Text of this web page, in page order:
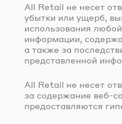
All Retail не несет
убытки или ущерб,
использования
информации,
а также за
представленной
All Retail не несет
за содержание веб-
предоставляются